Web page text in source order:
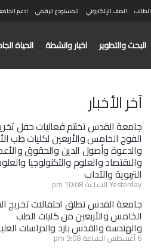
الطالب الصف الإلكتروني المستودع الرقمي ادعم
البحث والتطوير اخبار وانشطة الحياة
آخر الأخبار
جامعة القدس تختتم فعاليات حفل
الفوج الخامس والأربعين لكليات طب
والدعوة وأصول الدين والحقوق
والاقتصاد والعلوم والتكنولوجيا
التربوية والآداب
Yesterday الساعة 10:08 pm
جامعة القدس تطلق احتفالات تخريج
الخامس والأربعين من كليات الطب
والهندسة والقدس بارد والدراسات
6 أغسطس الساعة 9:08 pm